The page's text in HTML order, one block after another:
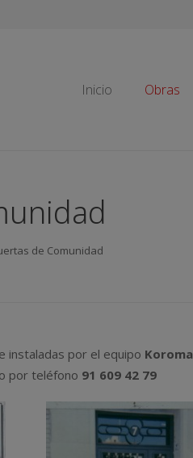
Inicio Obras
de Comunidad
instaladas por el equipo Koroma
o por teléfono 91 609 42 79